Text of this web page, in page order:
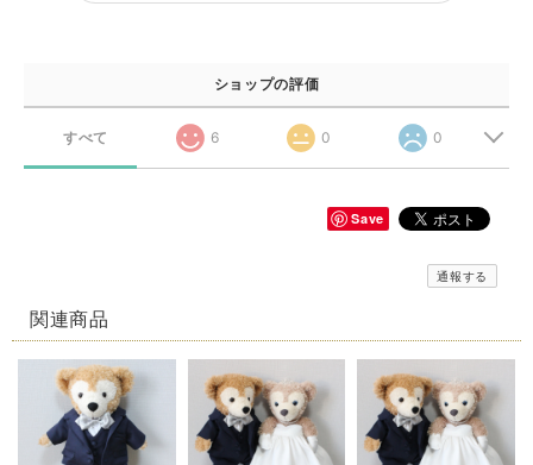
ショップの評価
すべて 6 0 0
Save
通報する
関連商品